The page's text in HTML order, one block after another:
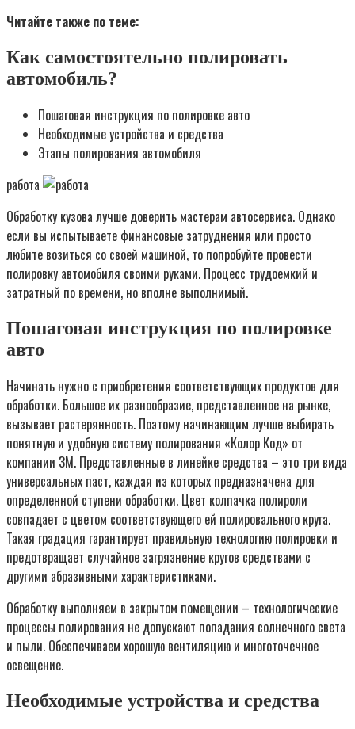
Читай­те так­же по теме:
Как самостоятельно полировать
автомобиль?
Пошаговая инструкция по полировке авто
Необходимые устройства и средства
Этапы полирования автомобиля
работа
Обработку кузова лучше доверить мастерам автосервиса. Однако
если вы испытываете финансовые затруднения или просто
любите возиться со своей машиной, то попробуйте провести
полировку автомобиля своими руками. Процесс трудоемкий и
затратный по времени, но вполне выполнимый.
Пошаговая инструкция по полировке
авто
Начинать нужно с приобретения соответствующих продуктов для
обработки. Большое их разнообразие, представленное на рынке,
вызывает растерянность. Поэтому начинающим лучше выбирать
понятную и удобную систему полирования «Колор Код» от
компании ЗМ. Представленные в линейке средства – это три вида
универсальных паст, каждая из которых предназначена для
определенной ступени обработки. Цвет колпачка полироли
совпадает с цветом соответствующего ей полировального круга.
Такая градация гарантирует правильную технологию полировки и
предотвращает случайное загрязнение кругов средствами с
другими абразивными характеристиками.
Обработку выполняем в закрытом помещении – технологические
процессы полирования не допускают попадания солнечного света
и пыли. Обеспечиваем хорошую вентиляцию и многоточечное
освещение.
Необходимые устройства и средства